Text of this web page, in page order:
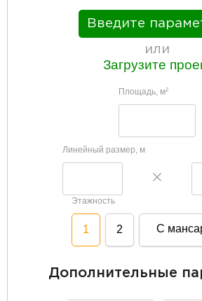
Введите
или
Загрузите
Площадь, м2
Линейный размер, м
Этажность
1 2 С
Дополнительные